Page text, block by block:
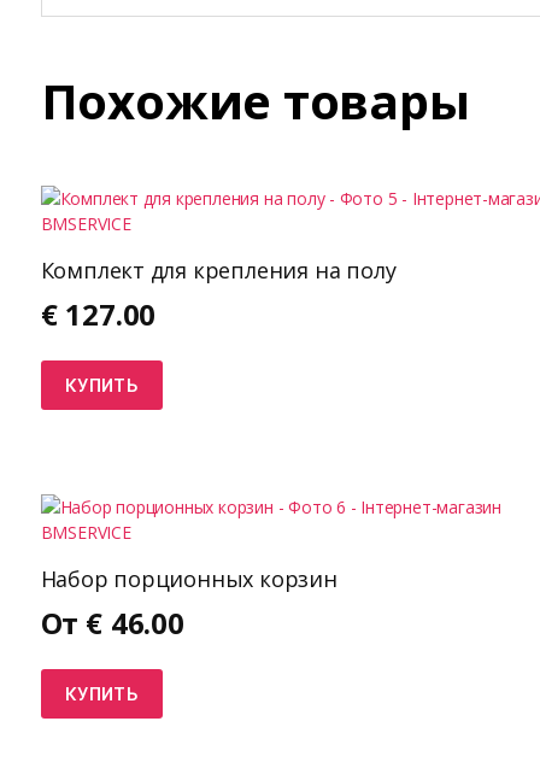
Похожие товары
Комплект для крепления на полу
€ 127.00
КУПИТЬ
Набор порционных корзин
От € 46.00
КУПИТЬ